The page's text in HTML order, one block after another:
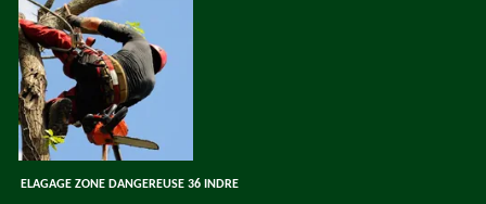
ELAGAGE ZONE DANGEREUSE 36 INDRE